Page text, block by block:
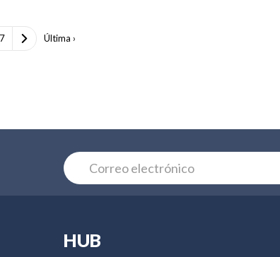
Última ›
HUB